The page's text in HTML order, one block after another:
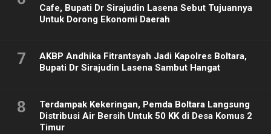
Cafe, Bupati Dr Sirajudin Lasena Sebut Tujuannya
Untuk Dorong Ekonomi Daerah
7
AKBP Andhika Fitrantsyah Jadi Kapolres Boltara,
Bupati Dr Sirajudin Lasena Sambut Hangat
8
Terdampak Kekeringan, Pemda Boltara Langsung
Distribusi Air Bersih Untuk 50 KK di Desa Komus 2
Timur